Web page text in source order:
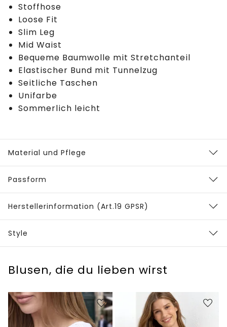
Stoffhose
Loose Fit
Slim Leg
Mid Waist
Bequeme Baumwolle mit Stretchanteil
Elastischer Bund mit Tunnelzug
Seitliche Taschen
Unifarbe
Sommerlich leicht
Material und Pflege
Passform
Herstellerinformation (Art.19 GPSR)
Style
Blusen, die du lieben wirst